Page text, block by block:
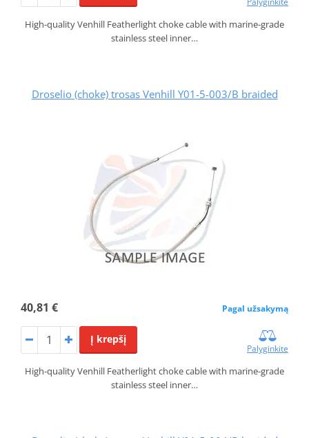
High-quality Venhill Featherlight choke cable with marine-grade
stainless steel inner…
Droselio (choke) trosas Venhill Y01-5-003/B braided
40,81 € Pagal užsakymą
Į krepšį
Palyginkite
High-quality Venhill Featherlight choke cable with marine-grade
stainless steel inner…